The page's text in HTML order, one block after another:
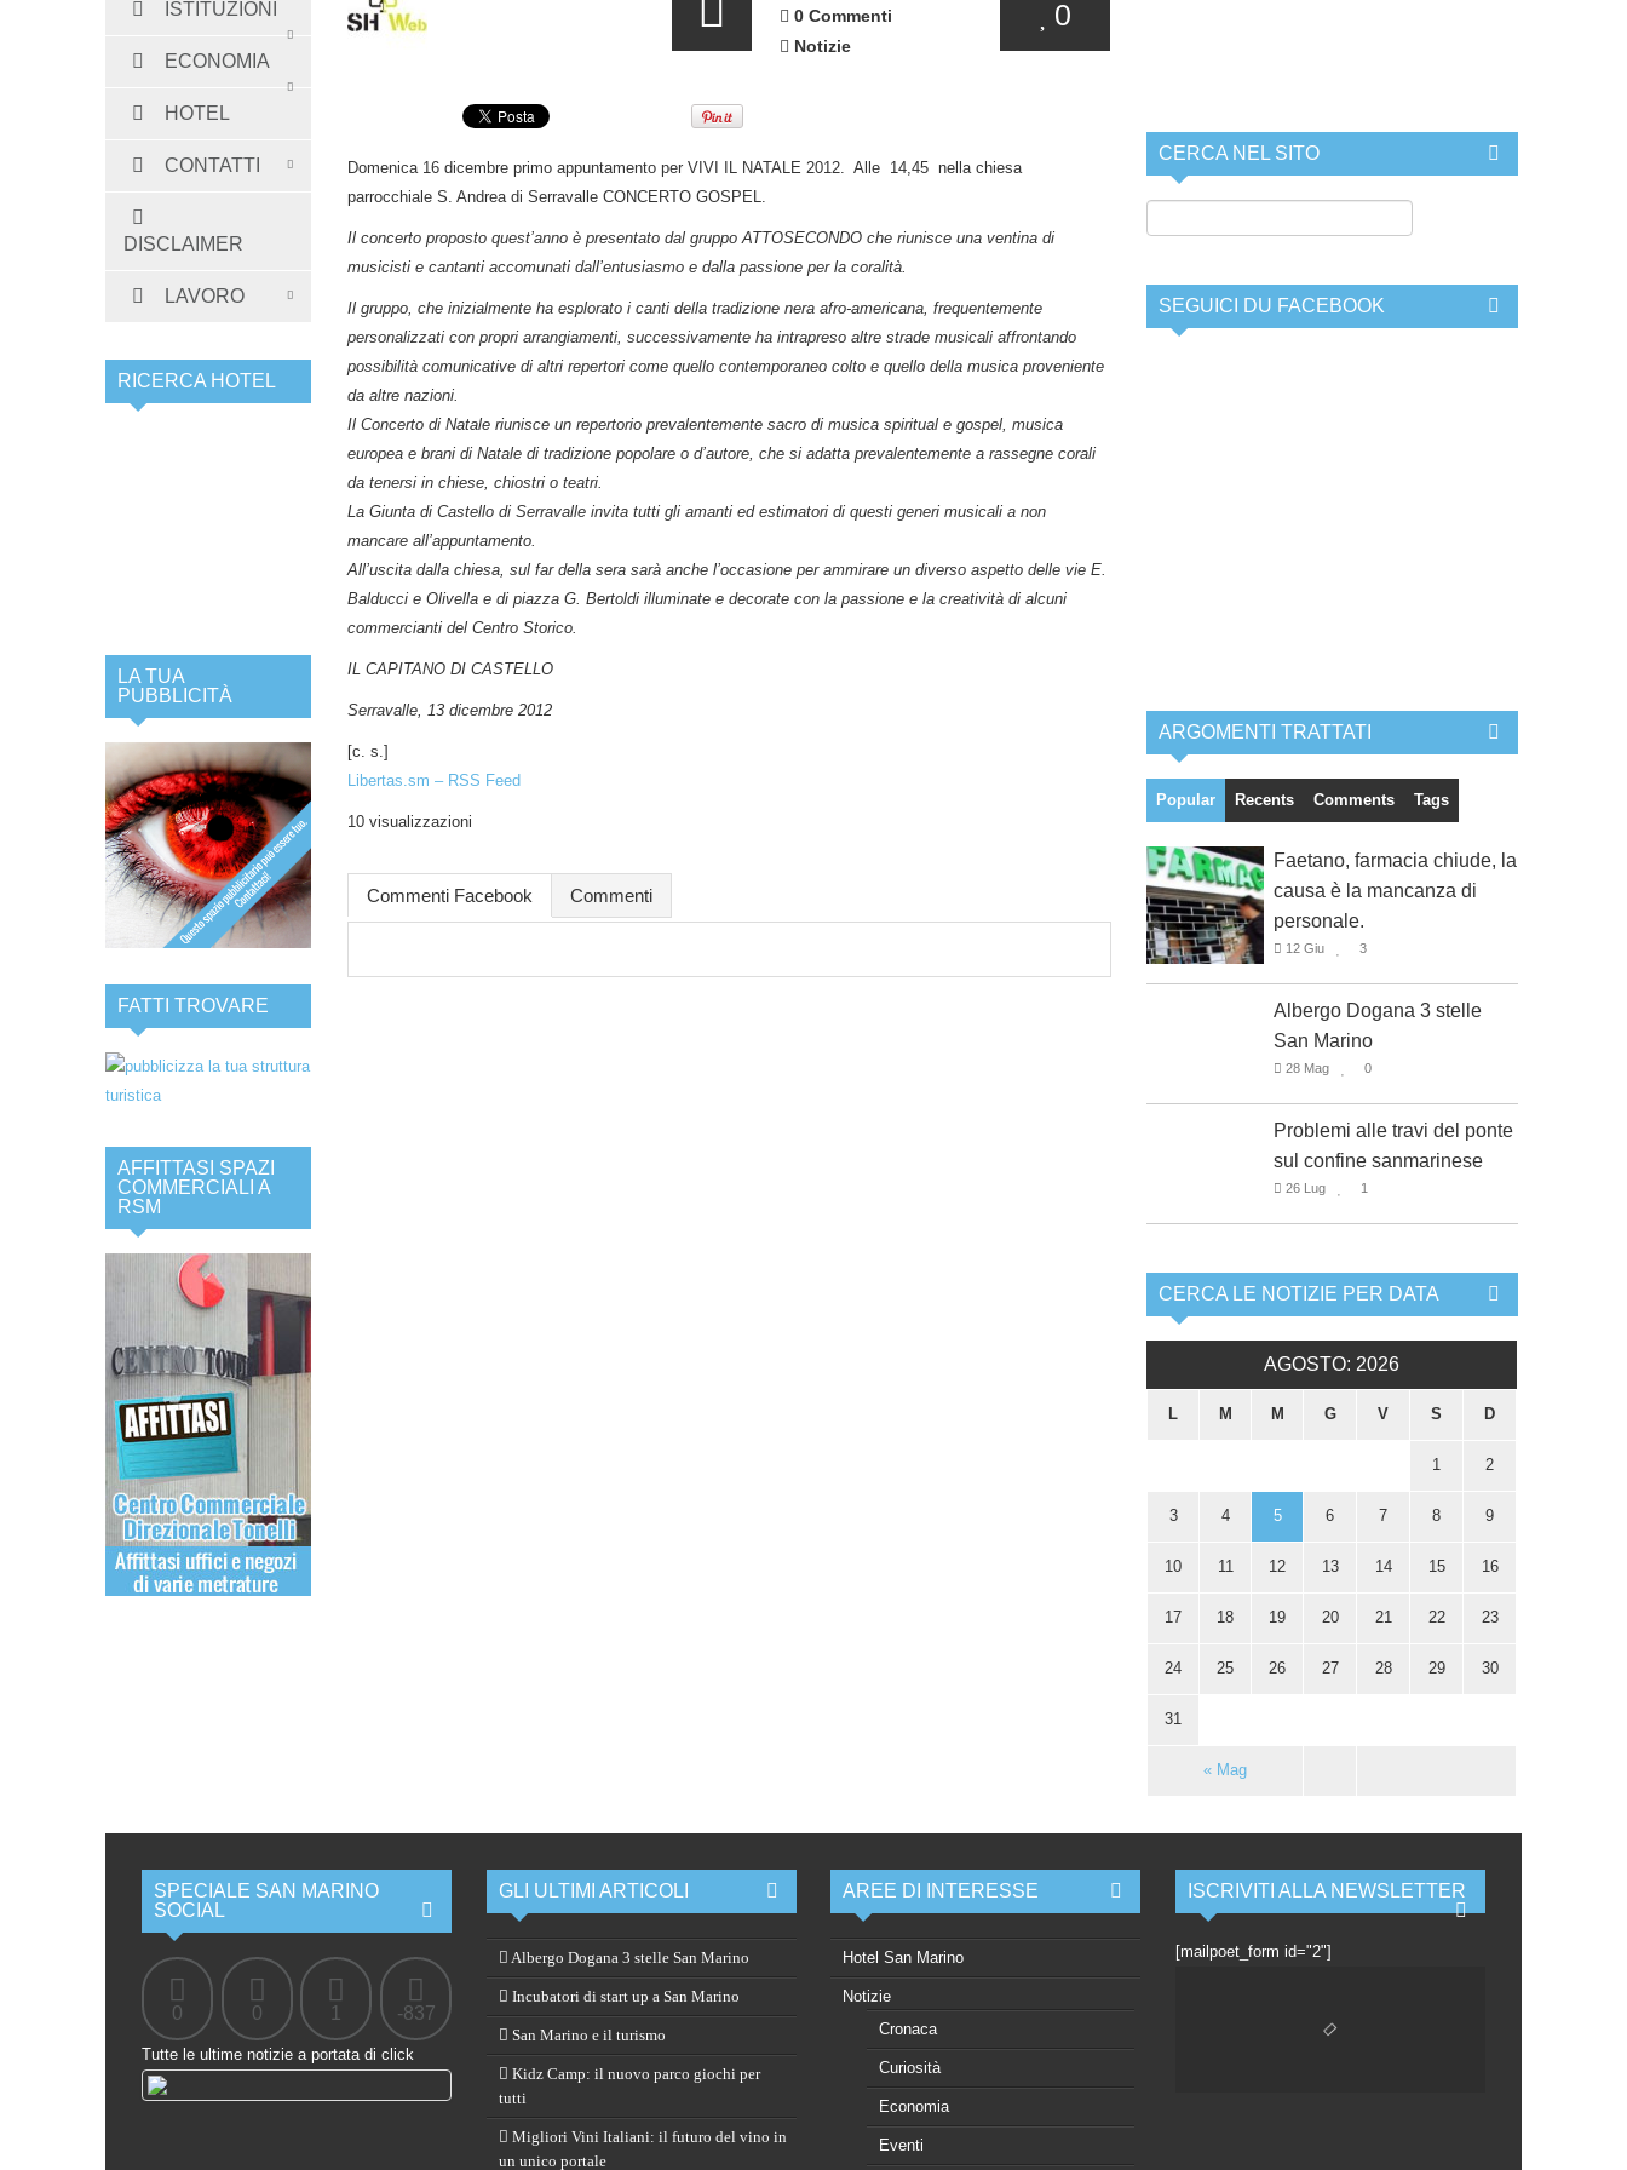
ISTITUZIONI
ECONOMIA
HOTEL
CONTATTI
DISCLAIMER
LAVORO
RICERCA HOTEL
LA TUA
PUBBLICITÀ
FATTI TROVARE
AFFITTASI SPAZI
COMMERCIALI A
RSM
0 Commenti
Notizie
0
Domenica 16 dicembre primo appuntamento per VIVI IL NATALE 2012. Alle 14,45 nella chiesa
parrocchiale S. Andrea di Serravalle CONCERTO GOSPEL.
Il concerto proposto quest’anno è presentato dal gruppo ATTOSECONDO che riunisce una ventina di
musicisti e cantanti accomunati dall’entusiasmo e dalla passione per la coralità.
Il gruppo, che inizialmente ha esplorato i canti della tradizione nera afro-americana, frequentemente
personalizzati con propri arrangiamenti, successivamente ha intrapreso altre strade musicali affrontando
possibilità comunicative di altri repertori come quello contemporaneo colto e quello della musica proveniente
da altre nazioni.
Il Concerto di Natale riunisce un repertorio prevalentemente sacro di musica spiritual e gospel, musica
europea e brani di Natale di tradizione popolare o d’autore, che si adatta prevalentemente a rassegne corali
da tenersi in chiese, chiostri o teatri.
La Giunta di Castello di Serravalle invita tutti gli amanti ed estimatori di questi generi musicali a non
mancare all’appuntamento.
All’uscita dalla chiesa, sul far della sera sarà anche l’occasione per ammirare un diverso aspetto delle vie E.
Balducci e Olivella e di piazza G. Bertoldi illuminate e decorate con la passione e la creatività di alcuni
commercianti del Centro Storico.
IL CAPITANO DI CASTELLO
Serravalle, 13 dicembre 2012
[c. s.]
Libertas.sm – RSS Feed
10 visualizzazioni
Commenti Facebook Commenti
CERCA NEL SITO
SEGUICI DU FACEBOOK
ARGOMENTI TRATTATI
Popular Recents Comments Tags
Faetano, farmacia chiude, la
causa è la mancanza di
personale.
12 Giu 3
Albergo Dogana 3 stelle
San Marino
28 Mag 0
Problemi alle travi del ponte
sul confine sanmarinese
26 Lug 1
CERCA LE NOTIZIE PER DATA
AGOSTO: 2026
L M M G V S D
« Mag
1 2
3 4 5 6 7 8 9
10 11 12 13 14 15 16
17 18 19 20 21 22 23
24 25 26 27 28 29 30
31
SPECIALE SAN MARINO
SOCIAL
0 0 1 -837
Tutte le ultime notizie a portata di click
GLI ULTIMI ARTICOLI
Albergo Dogana 3 stelle San Marino
Incubatori di start up a San Marino
San Marino e il turismo
Kidz Camp: il nuovo parco giochi per
tutti
Migliori Vini Italiani: il futuro del vino in
un unico portale
AREE DI INTERESSE
Hotel San Marino
Notizie
Cronaca
Curiosità
Economia
Eventi
ISCRIVITI ALLA NEWSLETTER
[mailpoet_form id="2"]